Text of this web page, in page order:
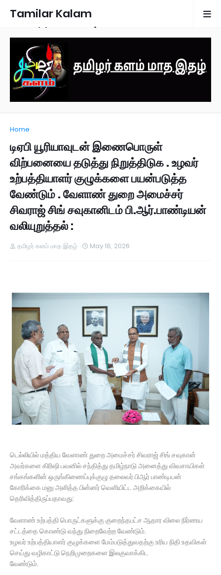
Tamilar Kalam
Monthly Magazine
Home
டிஏபி யூரியாவுடன் இணைபொருள்
விற்பனையை தடுத்து நிறுத்திடுக . உழவர்
உற்பத்தியாளர் குழுக்களை பயன்படுத்த
வேண்டும் . வேளாண் துறை அமைச்சர்
சிவராஜ் சிங் சவுகானிடம் பி.ஆர்.பாண்டியன்
வலியுறுத்தல் :
தமிழர் களம் மாத இதழ் May 18, 2026
டெல்லியில் மத்திய வேளாண் துறை அமைச்சர் சிவராஜ் சிங் சவுகான்
அவர்களை கிரிஷி பவனில் சந்தித்து தமிழ்நாடு அனைத்து விவசாயிகள்
சங்கங்களின் ஒருங்கிணைப்புக்குழு தலைவர் பிஆர் பாண்டியன்
கோரிக்கை மனு அளித்த பின்னர் வெளியிட்ட அறிக்கையில்
தெரிவித்திருப்பதாவது:
வேளாண் உற்பத்தி பொருட்களுக்கு குறைந்தபட்ச ஆதார விலை நிர்ணய
சட்டத்தை கொண்டு வந்து நிறைவேற்ற வேண்டும்.
உழவர் உற்பத்தியாளர் குழுக்களை மேம்படுத்துவதற்கு உரிய நிதி உதவிகள்
செய்து வழிகாட்டு நெறிமுறைகளை இலகுவாக்கிட
வேண்டும்.